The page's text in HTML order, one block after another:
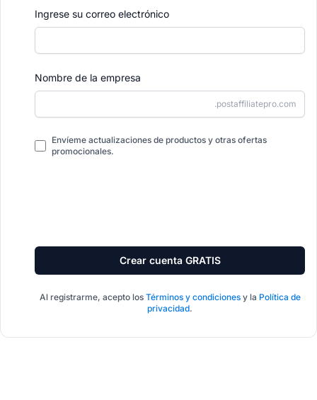
Ingrese su correo electrónico
Nombre de la empresa
.postaffiliatepro.com
Envíeme actualizaciones de productos y otras ofertas
promocionales.
Crear cuenta GRATIS
Al registrarme, acepto los Términos y condicionesy la Política de
privacidad.